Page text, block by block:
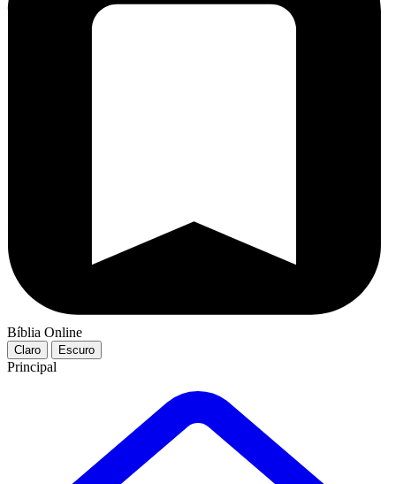
Bíblia Online
Claro Escuro
Principal